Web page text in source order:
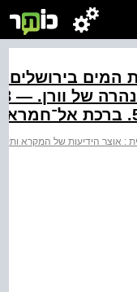
: אוצר הידיעות של המקרא